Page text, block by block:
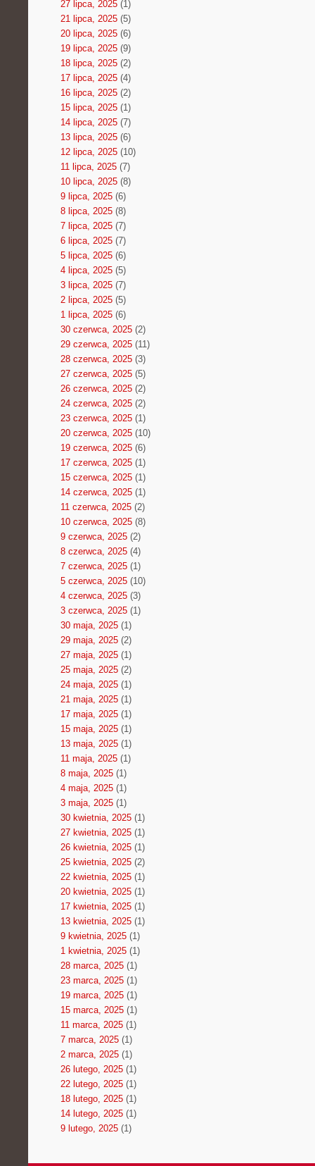
27 lipca, 2025(1)
21 lipca, 2025(5)
20 lipca, 2025(6)
19 lipca, 2025(9)
18 lipca, 2025(2)
17 lipca, 2025(4)
16 lipca, 2025(2)
15 lipca, 2025(1)
14 lipca, 2025(7)
13 lipca, 2025(6)
12 lipca, 2025(10)
11 lipca, 2025(7)
10 lipca, 2025(8)
9 lipca, 2025(6)
8 lipca, 2025(8)
7 lipca, 2025(7)
6 lipca, 2025(7)
5 lipca, 2025(6)
4 lipca, 2025(5)
3 lipca, 2025(7)
2 lipca, 2025(5)
1 lipca, 2025(6)
30 czerwca, 2025(2)
29 czerwca, 2025(11)
28 czerwca, 2025(3)
27 czerwca, 2025(5)
26 czerwca, 2025(2)
24 czerwca, 2025(2)
23 czerwca, 2025(1)
20 czerwca, 2025(10)
19 czerwca, 2025(6)
17 czerwca, 2025(1)
15 czerwca, 2025(1)
14 czerwca, 2025(1)
11 czerwca, 2025(2)
10 czerwca, 2025(8)
9 czerwca, 2025(2)
8 czerwca, 2025(4)
7 czerwca, 2025(1)
5 czerwca, 2025(10)
4 czerwca, 2025(3)
3 czerwca, 2025(1)
30 maja, 2025(1)
29 maja, 2025(2)
27 maja, 2025(1)
25 maja, 2025(2)
24 maja, 2025(1)
21 maja, 2025(1)
17 maja, 2025(1)
15 maja, 2025(1)
13 maja, 2025(1)
11 maja, 2025(1)
8 maja, 2025(1)
4 maja, 2025(1)
3 maja, 2025(1)
30 kwietnia, 2025(1)
27 kwietnia, 2025(1)
26 kwietnia, 2025(1)
25 kwietnia, 2025(2)
22 kwietnia, 2025(1)
20 kwietnia, 2025(1)
17 kwietnia, 2025(1)
13 kwietnia, 2025(1)
9 kwietnia, 2025(1)
1 kwietnia, 2025(1)
28 marca, 2025(1)
23 marca, 2025(1)
19 marca, 2025(1)
15 marca, 2025(1)
11 marca, 2025(1)
7 marca, 2025(1)
2 marca, 2025(1)
26 lutego, 2025(1)
22 lutego, 2025(1)
18 lutego, 2025(1)
14 lutego, 2025(1)
9 lutego, 2025(1)